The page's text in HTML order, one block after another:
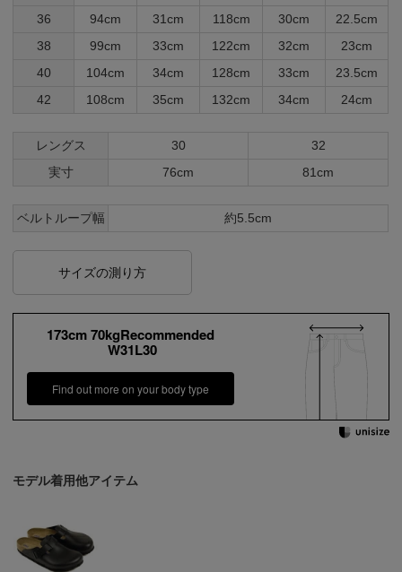
36 94cm 31cm 118cm 30cm
22.5cm
38
99cm 33cm 122cm 32cm
23cm
40
104cm 34cm 128cm 33cm
23.5cm
42
108cm 35cm 132cm 34cm 24cm
レングス 30
32
実寸
76cm 81cm
ベルトループ幅 約5.5cm
サイズの測り方
173cm 70kgRecommended
W31L30
Find out more on your body type
モデル着用他アイテム